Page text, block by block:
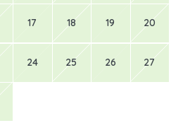
17 18 19 20
24 25 26 27